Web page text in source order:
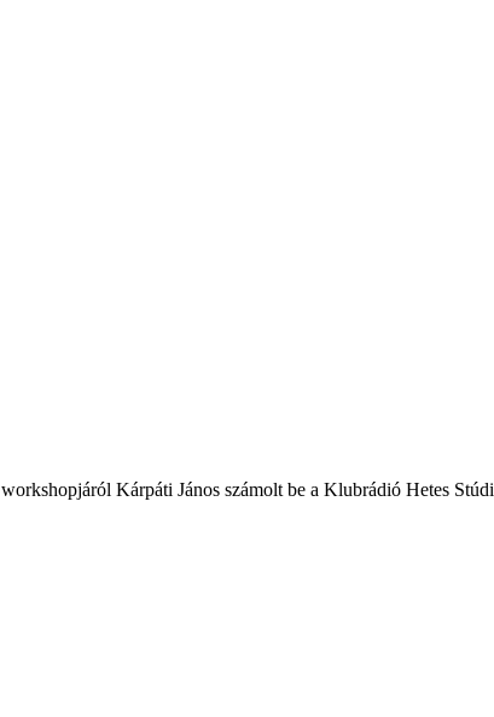
workshopjáról Kárpáti János számolt be a Klubrádió Hetes